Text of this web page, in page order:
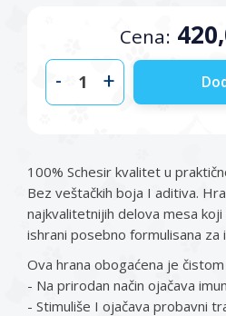
Cena:
- +
100% Schesir kvalitet u
Bez veštačkih boja I aditiva.
najkvalitetnijih delova mesa
ishrani posebno formulisana za
Ova hrana obogaćena je
- Na prirodan način ojačava
- Stimuliše I ojačava probavni